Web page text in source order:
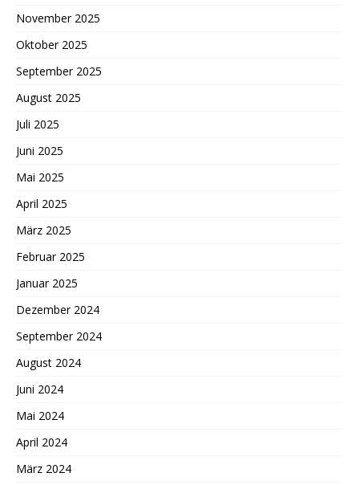
November 2025
Oktober 2025
September 2025
August 2025
Juli 2025
Juni 2025
Mai 2025
April 2025
März 2025
Februar 2025
Januar 2025
Dezember 2024
September 2024
August 2024
Juni 2024
Mai 2024
April 2024
März 2024